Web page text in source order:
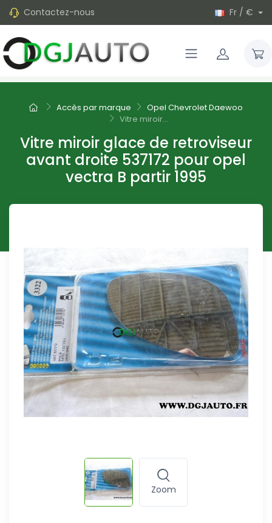
Contactez-nous Fr / €
Accès par marque
Opel Chevrolet Daewoo
Vitre miroir...
Vitre miroir glace de retroviseur
avant droite 537172 pour opel
vectra B partir 1995
Zoom